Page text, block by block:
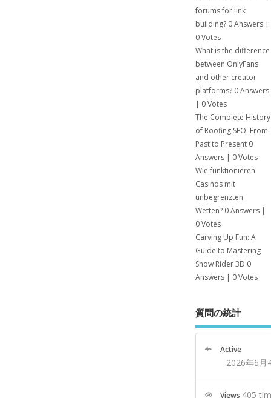
forums for link
building? 0 Answers|
0 Votes
What is the difference
between OnlyFans
and other creator
platforms? 0 Answers
| 0 Votes
The Complete History
of Roofing SEO: From
Past to Present 0
Answers| 0 Votes
Wie funktionieren
Casinos mit
unbegrenzten
Wetten? 0 Answers|
0 Votes
Carving Up Fun: A
Guide to Mastering
Snow Rider 3D 0
Answers| 0 Votes
質問の統計
Active
2026年6月
Views 405